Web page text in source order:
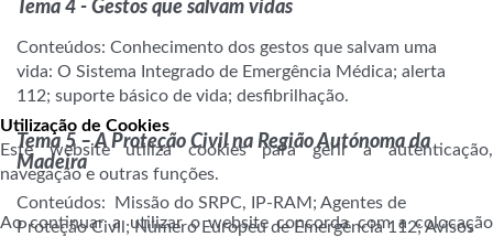
Tema 4 - Gestos que salvam vidas
Conteúdos: Conhecimento dos gestos que salvam uma
vida: O Sistema Integrado de Emergência Médica; alerta
112; suporte básico de vida; desfibrilhação.
a
Tema 5 – A Proteção Civil na Região Autónoma da
Madeira
Conteúdos: Missão do SRPC, IP-RAM; Agentes de
Proteção Civil; Número Europeu de Emergência 112; Avisos
Utilização de Cookies
Este website utiliza cookies para gerir a autenticação,
navegação e outras funções.
Ao continuar a utilizar o website concorda com a colocação